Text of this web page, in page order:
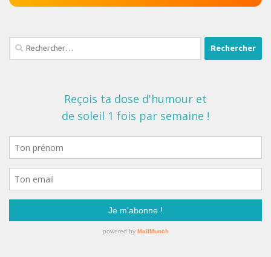
Rechercher :